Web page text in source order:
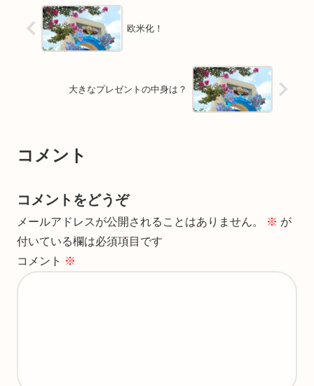
欧米化！
大きなプレゼントの中身は？
コメント
コメントをどうぞ
メールアドレスが公開されることはありません。 ※ が
付いている欄は必須項目です
コメント ※